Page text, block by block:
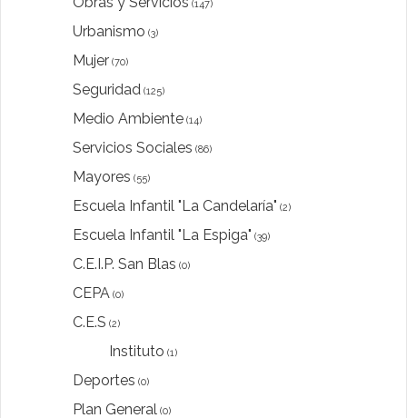
(147)
Urbanismo (3)
Mujer (70)
Seguridad (125)
Medio Ambiente (14)
Servicios Sociales (86)
Mayores (55)
Escuela Infantil "La Candelaría" (2)
Escuela Infantil "La Espiga" (39)
C.E.I.P. San Blas (0)
CEPA (0)
C.E.S (2)
Instituto (1)
Deportes (0)
Plan General (0)